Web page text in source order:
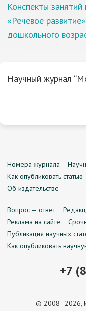
Конспекты
«Речевое
дошкольного
Научный журнал
Номера журнала
Как опубликовать статью
Об издательстве
Вопрос — ответ
Реклама на сайте
Публикация научных
Как опубликовать
+7
© 2008–2026,